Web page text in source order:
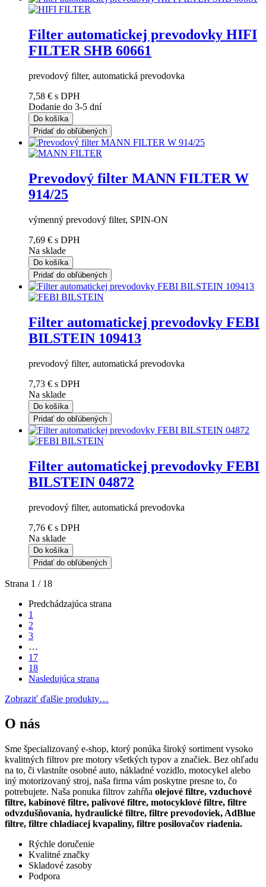
Filter automatickej prevodovky HIFI
FILTER SHB 60661
prevodový filter, automatická prevodovka
7,58 € s DPH
Dodanie do 3-5 dní
Do košíka
Pridať do obľúbených
Prevodový filter MANN FILTER W
914/25
výmenný prevodový filter, SPIN-ON
7,69 € s DPH
Na sklade
Do košíka
Pridať do obľúbených
Filter automatickej prevodovky FEBI
BILSTEIN 109413
prevodový filter, automatická prevodovka
7,73 € s DPH
Na sklade
Do košíka
Pridať do obľúbených
Filter automatickej prevodovky FEBI
BILSTEIN 04872
prevodový filter, automatická prevodovka
7,76 € s DPH
Na sklade
Do košíka
Pridať do obľúbených
Strana 1 / 18
Predchádzajúca strana
1
2
3
…
17
18
Nasledujúca strana
Zobraziť ďalšie produkty…
O nás
Sme špecializovaný e-shop, ktorý ponúka široký sortiment vysoko
kvalitných filtrov pre motory všetkých typov a značiek. Bez ohľadu
na to, či vlastníte osobné auto, nákladné vozidlo, motocykel alebo
iný motorizovaný stroj, naša firma vám poskytne presne to, čo
potrebujete. Naša ponuka filtrov zahŕňa olejové filtre, vzduchové
filtre, kabínové filtre, palivové filtre, motocyklové filtre, filtre
odvzdušňovania, hydraulické filtre, filtre prevodoviek, AdBlue
filtre, filtre chladiacej kvapaliny, filtre posilovačov riadenia.
Rýchle doručenie
Kvalitné značky
Skladové zasoby
Podpora